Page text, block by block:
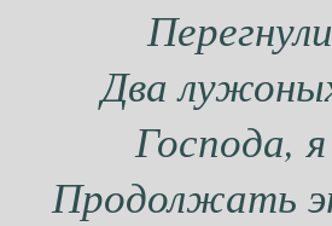
Два
Господа,
Продолжать